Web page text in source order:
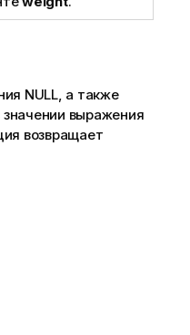
NULL, а также
выражения
возвращает